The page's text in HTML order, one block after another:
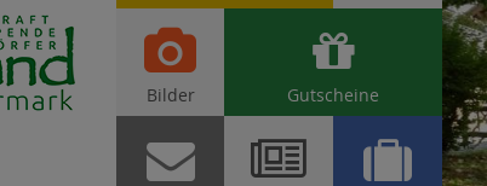

Bilder

Gutscheine
  